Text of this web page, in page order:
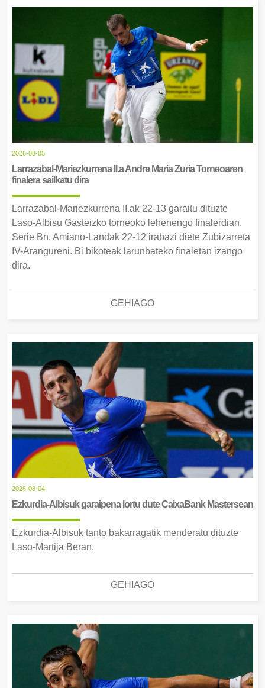
2026-08-05
Larrazabal-Mariezkurrena II.a Andre Maria Zuria Torneoaren
finalera sailkatu dira
Larrazabal-Mariezkurrena II.ak 22-13 garaitu dituzte
Laso-Albisu Gasteizko torneoko lehenengo finalerdian.
Serie Bn, Amiano-Landak 22-12 irabazi diete Zubizarreta
IV-Arangureni. Bi bikoteak larunbateko finaletan izango
dira.
GEHIAGO
2026-08-04
Ezkurdia-Albisuk garaipena lortu dute CaixaBank Mastersean
Ezkurdia-Albisuk tanto bakarragatik menderatu dituzte
Laso-Martija Beran.
GEHIAGO